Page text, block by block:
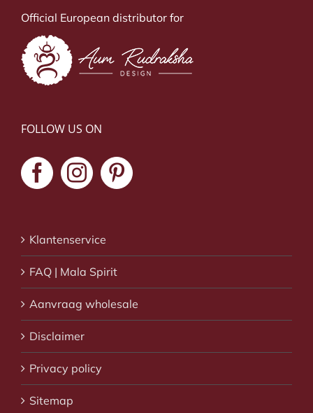
Official European distributor for
FOLLOW US ON
Klantenservice
FAQ | Mala Spirit
Aanvraag wholesale
Disclaimer
Privacy policy
Sitemap